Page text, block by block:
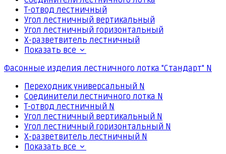
Т-отвод лестничный
Угол лестничный вертикальный
Угол лестничный горизонтальный
Х-разветвитель лестничный
Показать все
Фасонные изделия лестничного лотка "Стандарт" N
Переходник универсальный N
Соединители лестничного лотка N
Т-отвод лестничный N
Угол лестничный вертикальный N
Угол лестничный горизонтальный N
Х-разветвитель лестничный N
Показать все